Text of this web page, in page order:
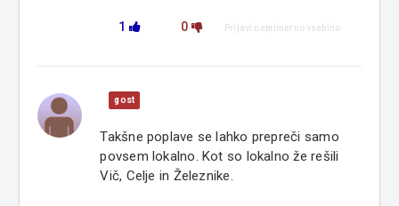
1 0 Prijavi neprimerno vsebino
gost
Takšne poplave se lahko prepreči samo
povsem lokalno. Kot so lokalno že rešili
Vič, Celje in Železnike.